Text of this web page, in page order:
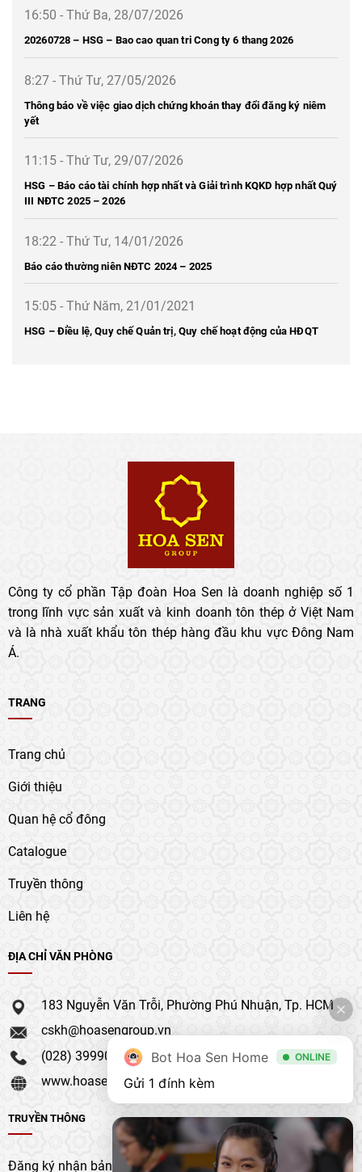
16:50 - Thứ Ba, 28/07/2026
20260728 – HSG – Bao cao quan tri Cong ty 6 thang 2026
8:27 - Thứ Tư, 27/05/2026
Thông báo về việc giao dịch chứng khoán thay đổi đăng ký niêm
yết
11:15 - Thứ Tư, 29/07/2026
HSG – Báo cáo tài chính hợp nhất và Giải trình KQKD hợp nhất Quý
III NĐTC 2025 – 2026
18:22 - Thứ Tư, 14/01/2026
Báo cáo thường niên NĐTC 2024 – 2025
15:05 - Thứ Năm, 21/01/2021
HSG – Điều lệ, Quy chế Quản trị, Quy chế hoạt động của HĐQT
Công ty cổ phần Tập đoàn Hoa Sen là doanh nghiệp số 1
trong lĩnh vực sản xuất và kinh doanh tôn thép ở Việt Nam
và là nhà xuất khẩu tôn thép hàng đầu khu vực Đông Nam
Á.
TRANG
Trang chủ
Giới thiệu
Quan hệ cổ đông
Catalogue
Truyền thông
Liên hệ
ĐỊA CHỈ VĂN PHÒNG
183 Nguyễn Văn Trỗi, Phường Phú Nhuận, Tp. HCM
cskh@hoasengroup.vn
(028) 39990 111
www.hoasengroup.vn
TRUYỀN THÔNG
Đăng ký nhận bản tin của chúng tôi để nhận bản cập nhật &
Bot Hoa Sen Home ONLINE
Gửi 1 đính kèm